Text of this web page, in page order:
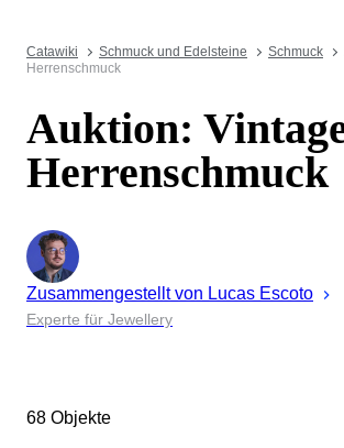
Catawiki Schmuck und Edelsteine Schmuck
Herrenschmuck
Auktion:
Herrenschmuck
Zusammengestellt von Lucas Escoto
Experte für Jewellery
68 Objekte